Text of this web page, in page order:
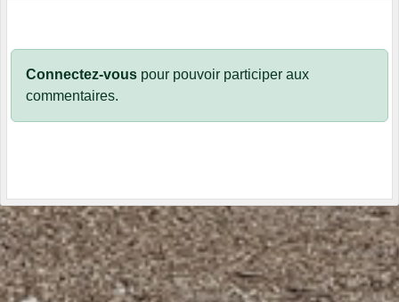
Connectez-vous pour pouvoir participer aux
commentaires.